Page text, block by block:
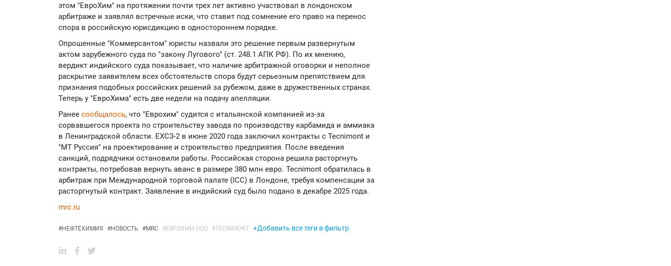
этом "ЕвроХим" на протяжении почти трех лет активно участвовал в лондонском
арбитраже и заявлял встречные иски, что ставит под сомнение его право на перенос
спора в российскую юрисдикцию в одностороннем порядке.
Опрошенные "Коммерсантом" юристы назвали это решение первым развернутым
актом зарубежного суда по "закону Лугового" (ст. 248.1 АПК РФ). По их мнению,
вердикт индийского суда показывает, что наличие арбитражной оговорки и неполное
раскрытие заявителем всех обстоятельств спора будут серьезным препятствием для
признания подобных российских решений за рубежом, даже в дружественных странах.
Теперь у "ЕвроХима" есть две недели на подачу апелляции.
Ранее сообщалось, что "Еврохим" судится с итальянской компанией из-за
сорвавшегося проекта по строительству завода по производству карбамида и аммиака
в Ленинградской области. ЕХСЗ-2 в июне 2020 года заключил контракты с Tecnimont и
"МТ Руссия" на проектирование и строительство предприятия. После введения
санкций, подрядчики остановили работы. Российская сторона решила расторгнуть
контракты, потребовав вернуть аванс в размере 380 млн евро. Tecnimont обратилась в
арбитраж при Международной торговой палате (ICC) в Лондоне, требуя компенсации за
расторгнутый контракт. Заявление в индийский суд было подано в декабре 2025 года.
mrc.ru
#НЕФТЕХИМИЯ #НОВОСТЬ #MRC #ЕВРОХИМ ООО #TECNIMONT +Добавить все теги в фильтр